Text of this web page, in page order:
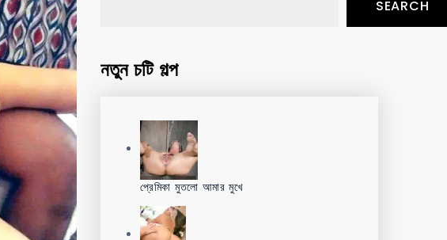
SEARCH
নতুন চটি গল্প
প্রেমিকা মুতলো আমার মুখে